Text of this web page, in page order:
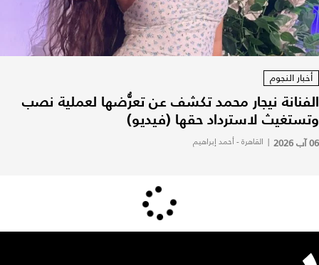
أخبار النجوم
الفنانة نيجار محمد تكشف عن تعرُّضها لعملية نصب
وتستغيث لاسترداد حقها (فيديو)
06 آب 2026 | القاهرة - أحمد إبراهيم